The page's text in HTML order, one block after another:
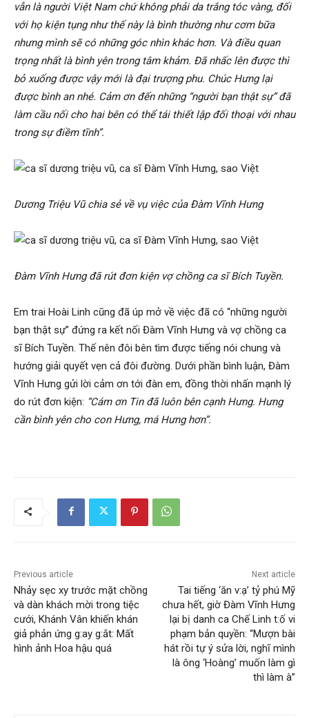
vẫn là người Việt Nam chứ không phải da trắng tóc vàng, đối
với họ kiện tụng như thế này là bình thường như cơm bữa
nhưng mình sẽ có những góc nhìn khác hơn. Và điều quan
trọng nhất là bình yên trong tâm khảm. Đã nhấc lên được thì
bỏ xuống được vậy mới là đại trượng phu. Chúc Hưng lại
được bình an nhé. Cảm ơn đến những “người bạn thật sự” đã
làm cầu nối cho hai bên có thể tái thiết lập đối thoại với nhau
trong sự điềm tĩnh”.
Dương Triệu Vũ chia sẻ về vụ việc của Đàm Vĩnh Hưng
Đàm Vĩnh Hưng đã rút đơn kiện vợ chồng ca sĩ Bích Tuyền.
Em trai Hoài Linh cũng đã úp mở về việc đã có “những người
bạn thật sự” đứng ra kết nối Đàm Vĩnh Hưng và vợ chồng ca
sĩ Bích Tuyền. Thế nên đôi bên tìm được tiếng nói chung và
hướng giải quyết vẹn cả đôi đường. Dưới phần bình luận, Đàm
Vĩnh Hưng gửi lời cảm ơn tới đàn em, đồng thời nhấn mạnh lý
do rút đơn kiện: “Cám ơn Tin đã luôn bên cạnh Hưng. Hưng
cần bình yên cho con Hưng, má Hưng hơn”.
Previous article
Nhảy sẹc xy trước mặt chồng
và dàn khách mời trong tiệc
cưới, Khánh Vân khiến khán
giả phản ứng g:ay g:ắt: Mất
hình ảnh Hoa hậu quá
Next article
Tai tiếng ‘ăn v:ạ’ tỷ phú Mỹ
chưa hết, giờ Đàm Vĩnh Hưng
lại bị danh ca Chế Linh t:ố vi
phạm bản quyền: “Mượn bài
hát rồi tự ý sửa lời, nghĩ mình
là ông ‘Hoàng’ muốn làm gì
thì làm à”